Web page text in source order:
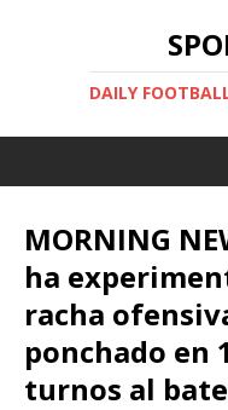
DAILY
MORNING
ha
racha
ponchado en
turnos al